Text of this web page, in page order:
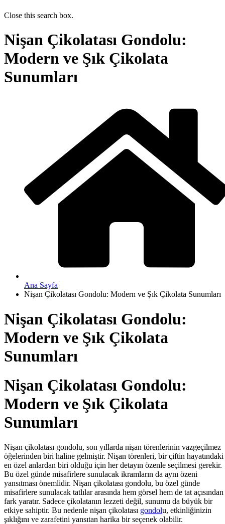
Close this search box.
Nişan Çikolatası Gondolu:
Modern ve Şık Çikolata
Sunumları
Ana Sayfa
Nişan Çikolatası Gondolu: Modern ve Şık Çikolata Sunumları
Nişan Çikolatası Gondolu:
Modern ve Şık Çikolata
Sunumları
Nişan Çikolatası Gondolu:
Modern ve Şık Çikolata
Sunumları
Nişan çikolatası gondolu, son yıllarda nişan törenlerinin vazgeçilmez
öğelerinden biri haline gelmiştir. Nişan törenleri, bir çiftin hayatındaki
en özel anlardan biri olduğu için her detayın özenle seçilmesi gerekir.
Bu özel günde misafirlere sunulacak ikramların da aynı özeni
yansıtması önemlidir. Nişan çikolatası gondolu, bu özel günde
misafirlere sunulacak tatlılar arasında hem görsel hem de tat açısından
fark yaratır. Sadece çikolatanın lezzeti değil, sunumu da büyük bir
etkiye sahiptir. Bu nedenle nişan çikolatası gondolu, etkinliğinizin
şıklığını ve zarafetini yansıtan harika bir seçenek olabilir.